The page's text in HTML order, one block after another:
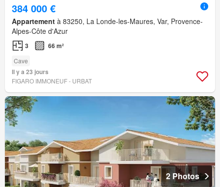
384 000 €
Appartement à 83250, La Londe-les-Maures, Var, Provence-
Alpes-Côte d'Azur
3 66 m²
Cave
Il y a 23 jours
FIGARO IMMONEUF - URBAT
2 Photos